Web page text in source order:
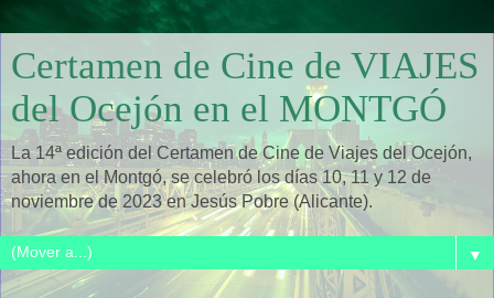
Certamen de Cine de VIAJES
del Ocejón en el MONTGÓ
La 14ª edición del Certamen de Cine de Viajes del Ocejón,
ahora en el Montgó, se celebró los días 10, 11 y 12 de
noviembre de 2023 en Jesús Pobre (Alicante).
▼